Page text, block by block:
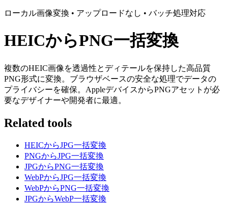
ローカル画像変換 • アップロードなし • バッチ処理対応
HEICからPNG一括変換
複数のHEIC画像を透過性とディテールを保持した高品質
PNG形式に変換。ブラウザベースの安全な処理でデータの
プライバシーを確保。AppleデバイスからPNGアセットが必
要なデザイナーや開発者に最適。
Related tools
HEICからJPG一括変換
PNGからJPG一括変換
JPGからPNG一括変換
WebPからJPG一括変換
WebPからPNG一括変換
JPGからWebP一括変換